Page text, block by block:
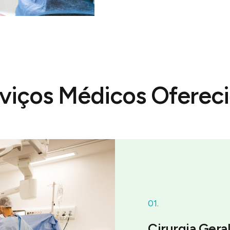
Médicos
01.